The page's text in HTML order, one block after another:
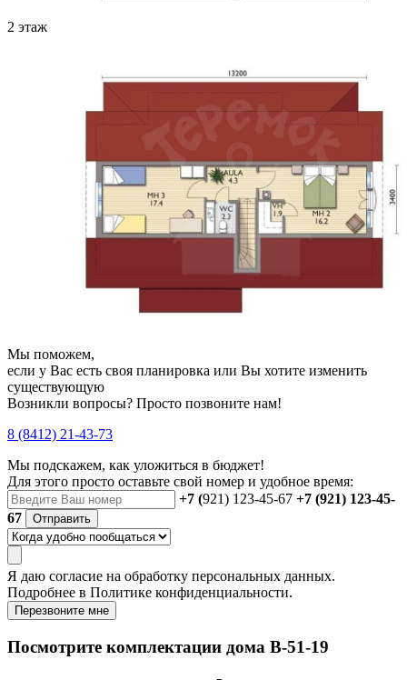
2 этаж
Мы поможем,
если у Вас есть своя планировка или Вы хотите изменить
существующую
Возникли вопросы? Просто позвоните нам!
8 (8412) 21-43-73
Мы подскажем, как уложиться в бюджет!
Для этого просто оставьте свой номер и удобное время:
+7 (921) 123-45-67 +7 (921) 123-45-
67
Отправить
Я даю согласие на обработку персональных данных.
Подробнее в Политике конфиденциальности.
Перезвоните мне
Посмотрите комплектации дома B-51-19